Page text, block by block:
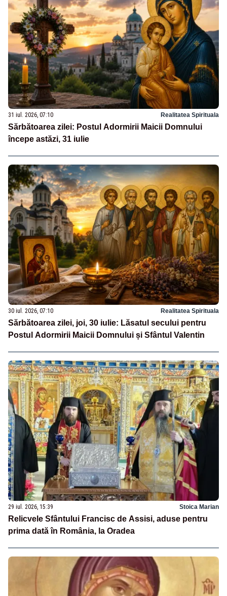
31 iul. 2026, 07:10 Realitatea Spirituala
Sărbătoarea zilei: Postul Adormirii Maicii Domnului
începe astăzi, 31 iulie
30 iul. 2026, 07:10 Realitatea Spirituala
Sărbătoarea zilei, joi, 30 iulie: Lăsatul secului pentru
Postul Adormirii Maicii Domnului și Sfântul Valentin
29 iul. 2026, 15:39 Stoica Marian
Relicvele Sfântului Francisc de Assisi, aduse pentru
prima dată în România, la Oradea